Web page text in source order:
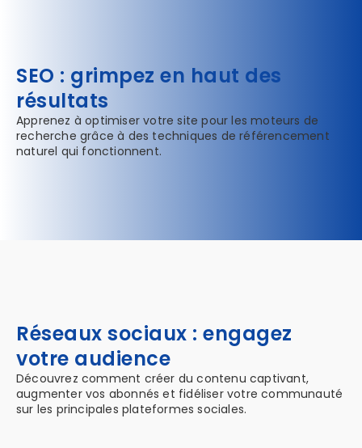
SEO : grimpez en haut des
résultats
Apprenez à optimiser votre site pour les moteurs de
recherche grâce à des techniques de référencement
naturel qui fonctionnent.
Réseaux sociaux : engagez
votre audience
Découvrez comment créer du contenu captivant,
augmenter vos abonnés et fidéliser votre communauté
sur les principales plateformes sociales.